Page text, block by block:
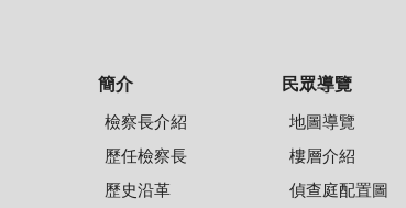
簡介
檢察長介紹
歷任檢察長
歷史沿革
民眾導覽
地圖導覽
樓層介紹
偵查庭配置圖